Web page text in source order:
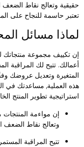
وتعالج نقاط الضعف
حاسمة للنجاح على
مسائل
تكييف مجموعة منتجاتك
تتيح لك المراقبة
وتعديل عروضك
العملية, مساعدتك في
تطوير المنتج
إن مواءمة المنتجات مع
وتعالج نقاط الضعف
تتيح المراقبة